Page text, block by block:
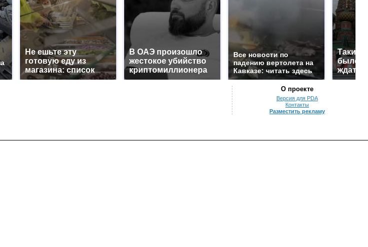
Не ешьте эту
готовую еду из
магазина: список
В ОАЭ произошло
жестокое убийство
криптомиллионера
Все новости по
падению вертолета на
Кавказе: читать здесь
Таких
было с
ждать
О проекте
Версия для PDA
Контакты
Разместить рекламу